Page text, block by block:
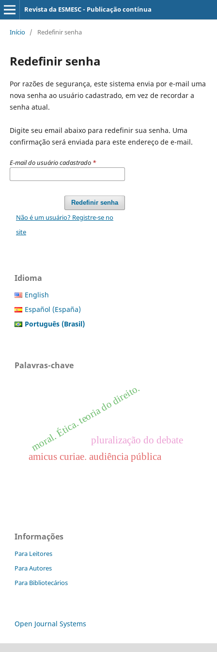
Revista da ESMESC - Publicação contínua
Início / Redefinir senha
Redefinir senha
Por razões de segurança, este sistema envia por e-mail uma
nova senha ao usuário cadastrado, em vez de recordar a
senha atual.
Digite seu email abaixo para redefinir sua senha. Uma
confirmação será enviada para este endereço de e-mail.
E-mail do usuário cadastrado *
Redefinir senha
Não é um usuário? Registre-se no
site
Idioma
English
Español (España)
Português (Brasil)
Palavras-chave
amicus curiae. audiência pública
pluralização do debate
moral. Ética. teoria do direito.
Informações
Para Leitores
Para Autores
Para Bibliotecários
Open Journal Systems